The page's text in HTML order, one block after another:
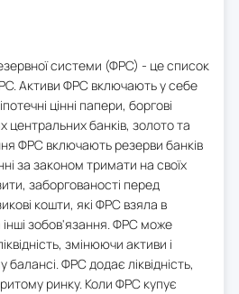
системи (ФРС) - це список
Активи ФРС включають у себе
цінні папери, боргові
центральних банків, золото та
ФРС включають резерви банків
за законом тримати на своїх
заборгованості перед
кошти, які ФРС взяла в
інші зобов'язання. ФРС може
змінюючи активи і
ФРС додає ліквідність,
ринку. Коли ФРС купує